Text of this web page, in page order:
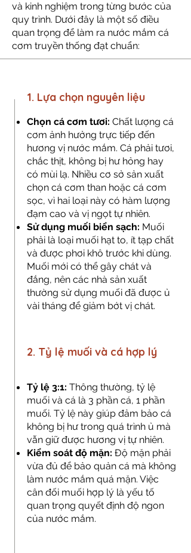
và kinh nghiệm trong từng bước của
quy trình. Dưới đây là một số điều
quan trọng để làm ra nước mắm cá
cơm truyền thống đạt chuẩn:
1. Lựa chọn nguyên liệu
Chọn cá cơm tươi: Chất lượng cá
cơm ảnh hưởng trực tiếp đến
hương vị nước mắm. Cá phải tươi,
chắc thịt, không bị hư hỏng hay
có mùi lạ. Nhiều cơ sở sản xuất
chọn cá cơm than hoặc cá cơm
sọc, vì hai loại này có hàm lượng
đạm cao và vị ngọt tự nhiên.
Sử dụng muối biển sạch: Muối
phải là loại muối hạt to, ít tạp chất
và được phơi khô trước khi dùng.
Muối mới có thể gây chát và
đắng, nên các nhà sản xuất
thường sử dụng muối đã được ủ
vài tháng để giảm bớt vị chát.
2. Tỷ lệ muối và cá hợp lý
Tỷ lệ 3:1: Thông thường, tỷ lệ
muối và cá là 3 phần cá, 1 phần
muối. Tỷ lệ này giúp đảm bảo cá
không bị hư trong quá trình ủ mà
vẫn giữ được hương vị tự nhiên.
Kiểm soát độ mặn: Độ mặn phải
vừa đủ để bảo quản cá mà không
làm nước mắm quá mặn. Việc
cân đối muối hợp lý là yếu tố
quan trọng quyết định độ ngon
của nước mắm.